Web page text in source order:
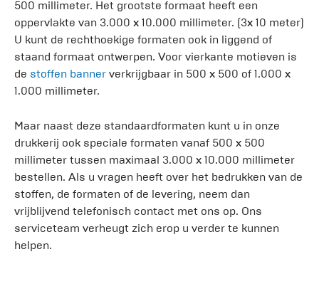
500 millimeter. Het grootste formaat heeft een
oppervlakte van 3.000 x 10.000 millimeter. (3x 10 meter)
U kunt de rechthoekige formaten ook in liggend of
staand formaat ontwerpen. Voor vierkante motieven is
de stoffen banner verkrijgbaar in 500 x 500 of 1.000 x
1.000 millimeter.
Maar naast deze standaardformaten kunt u in onze
drukkerij ook speciale formaten vanaf 500 x 500
millimeter tussen maximaal 3.000 x 10.000 millimeter
bestellen. Als u vragen heeft over het bedrukken van de
stoffen, de formaten of de levering, neem dan
vrijblijvend telefonisch contact met ons op. Ons
serviceteam verheugt zich erop u verder te kunnen
helpen.